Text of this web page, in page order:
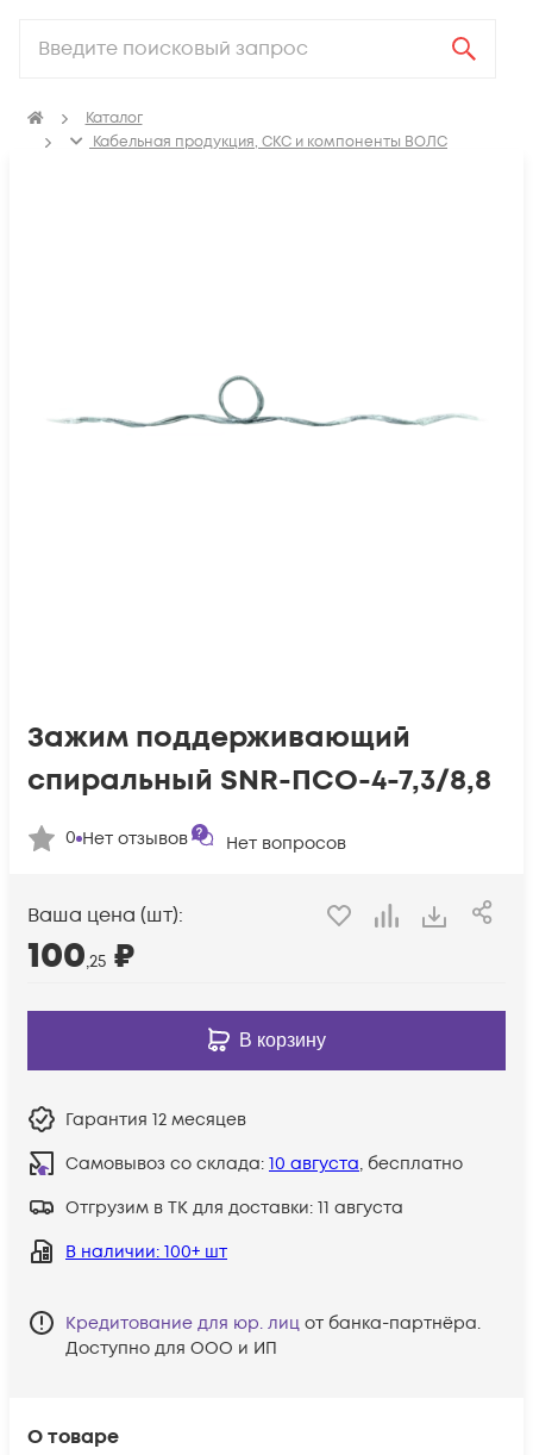
Каталог
Кабельная продукция, СКС и компоненты ВОЛС
О товаре
Зажим поддерживающий
спиральный SNR-ПСО-4-7,3/8,8
0 Нет отзывов Нет вопросов
Ваша цена (шт):
100,25 ₽
В корзину
Гарантия 12 месяцев
Самовывоз со склада: 10 августа, бесплатно
Отгрузим в ТК для доставки: 11 августа
В наличии: 100+ шт
Кредитование для юр. лиц от банка-партнёра.
Доступно для ООО и ИП